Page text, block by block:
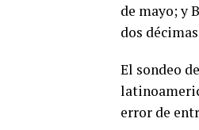
de mayo; y
dos
El sondeo
error de